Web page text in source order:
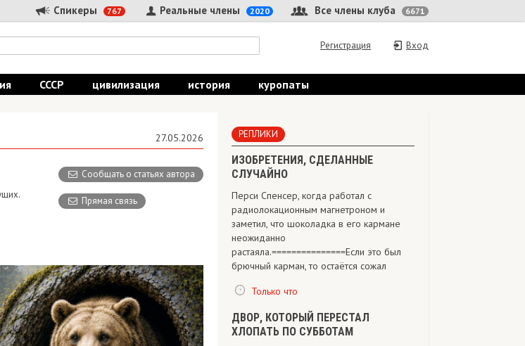
Спикеры 767 Все члены клуба 6671
Реальные члены 2020
Вход
Регистрация
СССР цивилизация история куропаты
27.05.2026
Сообщать о статьях автора
Прямая связь
РЕПЛИКИ
ИЗОБРЕТЕНИЯ, СДЕЛАННЫЕ
СЛУЧАЙНО
Перси Спенсер, когда работал с
радиолокационным магнетроном и
заметил, что шоколадка в его кармане
неожиданно
растаяла.===============Если это был
брючный карман, то остаётся сожал
Только что
ДВОР, КОТОРЫЙ ПЕРЕСТАЛ
ХЛОПАТЬ ПО СУББОТАМ